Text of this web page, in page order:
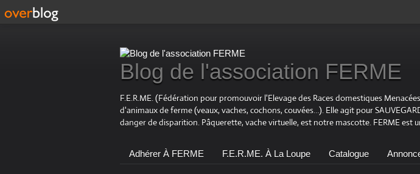
Blog de l'association FERME
F.E.R.ME. (Fédération pour promouvoir l'Elevage des Races domestiques
d'animaux de ferme (veaux, vaches, cochons, couvées…). Elle agit pour
danger de disparition. Pâquerette, vache virtuelle, est notre mascotte. FERME est
Adhérer À FERME F.E.R.ME. À La Loupe Catalogue